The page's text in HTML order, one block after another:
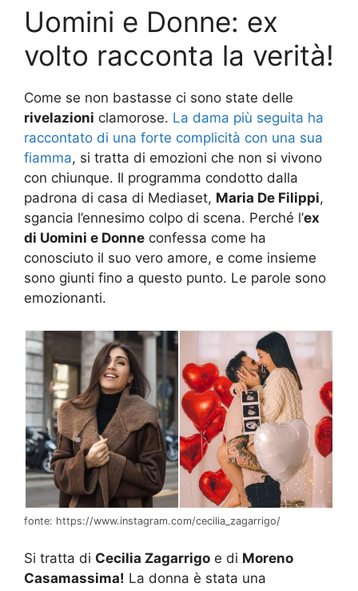
Uomini e Donne: ex
volto racconta la verità!
Come se non bastasse ci sono state delle
rivelazioni clamorose. La dama più seguita ha
raccontato di una forte complicità con una sua
fiamma, si tratta di emozioni che non si vivono
con chiunque. Il programma condotto dalla
padrona di casa di Mediaset, Maria De Filippi,
sgancia l’ennesimo colpo di scena. Perché l’ex
di Uomini e Donne confessa come ha
conosciuto il suo vero amore, e come insieme
sono giunti fino a questo punto. Le parole sono
emozionanti.
fonte: https://www.instagram.com/cecilia_zagarrigo/
Si tratta di Cecilia Zagarrigo e di Moreno
Casamassima! La donna è stata una